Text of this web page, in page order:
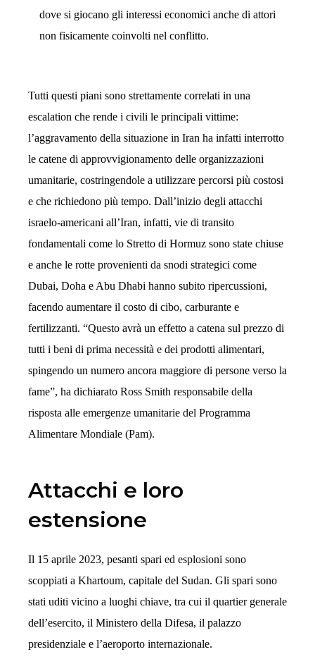
dove si giocano gli interessi economici anche di attori
non fisicamente coinvolti nel conflitto.
Tutti questi piani sono strettamente correlati in una
escalation che rende i civili le principali vittime:
l’aggravamento della situazione in Iran ha infatti interrotto
le catene di approvvigionamento delle organizzazioni
umanitarie, costringendole a utilizzare percorsi più costosi
e che richiedono più tempo. Dall’inizio degli attacchi
israelo-americani all’Iran, infatti, vie di transito
fondamentali come lo Stretto di Hormuz sono state chiuse
e anche le rotte provenienti da snodi strategici come
Dubai, Doha e Abu Dhabi hanno subito ripercussioni,
facendo aumentare il costo di cibo, carburante e
fertilizzanti. “Questo avrà un effetto a catena sul prezzo di
tutti i beni di prima necessità e dei prodotti alimentari,
spingendo un numero ancora maggiore di persone verso la
fame”, ha dichiarato Ross Smith responsabile della
risposta alle emergenze umanitarie del Programma
Alimentare Mondiale (Pam).
Attacchi e loro
estensione
Il 15 aprile 2023, pesanti spari ed esplosioni sono
scoppiati a Khartoum, capitale del Sudan. Gli spari sono
stati uditi vicino a luoghi chiave, tra cui il quartier generale
dell’esercito, il Ministero della Difesa, il palazzo
presidenziale e l’aeroporto internazionale.